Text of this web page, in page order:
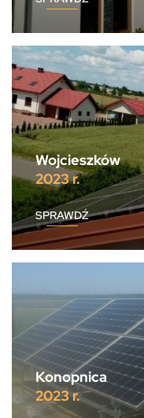
Wojcieszków
2023 r.
SPRAWDŹ
Konopnica
2023 r.